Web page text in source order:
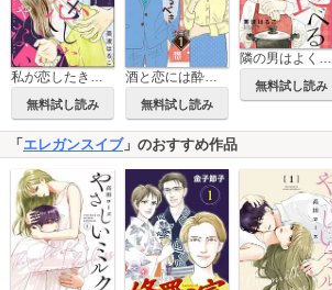
私が恋したきみじゃない（分冊版）
無料試し読み
酒と恋には酔って然るべき【分冊版】
無料試し読み
隣の男はよく食べる
無料試し読み
「 エレガンスイブ」のおすすめ作品